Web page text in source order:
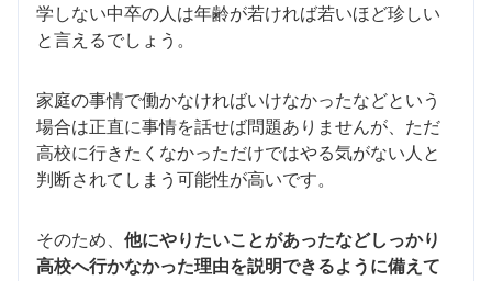
学しない中卒の人は年齢が若ければ若いほど珍しい
と言えるでしょう。
家庭の事情で働かなければいけなかったなどという
場合は正直に事情を話せば問題ありませんが、ただ
高校に行きたくなかっただけではやる気がない人と
判断されてしまう可能性が高いです。
そのため、 他にやりたいことがあったなどしっかり
高校へ行かなかった理由を説明できるように備えて